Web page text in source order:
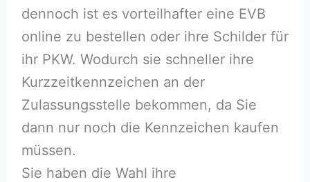
dennoch ist es vorteilhafter eine EVB
online zu bestellen oder ihre Schilder für
ihr PKW. Wodurch sie schneller ihre
Kurzzeitkennzeichen an der
Zulassungsstelle bekommen, da Sie
dann nur noch die Kennzeichen kaufen
müssen.
Sie haben die Wahl ihre